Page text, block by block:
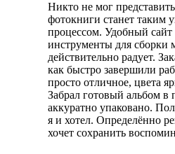
Никто не мог
фотокниги станет таким
процессом. Удобный сайт
инструменты для сборки
действительно радует.
как быстро завершили
просто отличное, цвета
Забрал готовый альбом
аккуратно упаковано.
я и хотел. Определённо
хочет сохранить